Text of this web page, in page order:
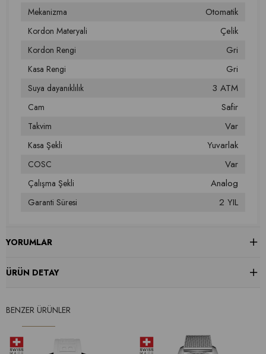
Mekanizma Otomatik
Kordon Materyali Çelik
Kordon Rengi Gri
Kasa Rengi Gri
Suya dayanıklılık 3 ATM
Cam Safir
Takvim Var
Kasa Şekli Yuvarlak
COSC Var
Çalışma Şekli Analog
Garanti Süresi 2 YIL
YORUMLAR
ÜRÜN DETAY
BENZER ÜRÜNLER